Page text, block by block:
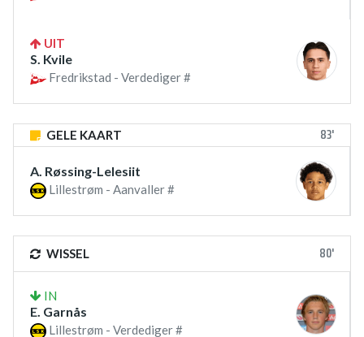
UIT
S. Kvile
Fredrikstad - Verdediger #
GELE KAART 83'
A. Røssing-Lelesiit
Lillestrøm - Aanvaller #
WISSEL 80'
IN
E. Garnås
Lillestrøm - Verdediger #